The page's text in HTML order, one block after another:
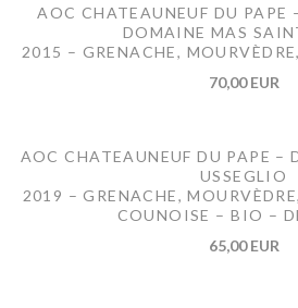
AOC CHATEAUNEUF DU PAPE
DOMAINE MAS
2015 – GRENACHE,
70,00 EUR
AOC CHATEAUNEUF DU PAPE –
USSEGLIO
2019 – GRENACHE,
COUNOISE – BIO –
65,00 EUR